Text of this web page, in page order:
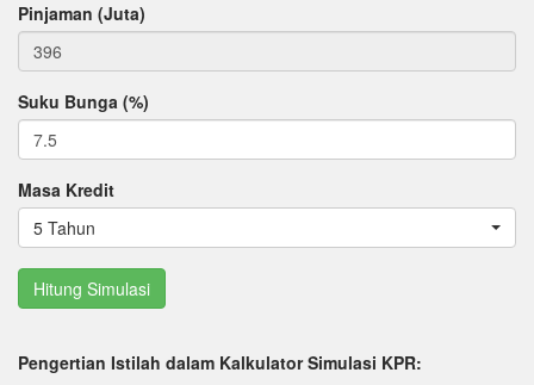
Pinjaman (Juta)
Suku Bunga (%)
Masa Kredit
5 Tahun
Pengertian Istilah dalam Kalkulator Simulasi KPR: